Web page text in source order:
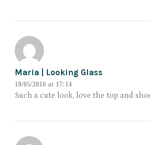
Maria | Looking Glass
18/05/2016 at 17:14
Such a cute look, love the top and